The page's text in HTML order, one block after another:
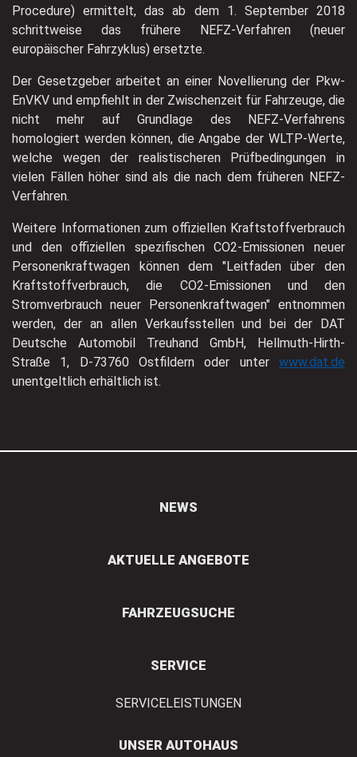
Procedure) ermittelt, das ab dem 1. September 2018
schrittweise das frühere NEFZ-Verfahren (neuer
europäischer Fahrzyklus) ersetzte.
Der Gesetzgeber arbeitet an einer Novellierung der Pkw-
EnVKV und empfiehlt in der Zwischenzeit für Fahrzeuge, die
nicht mehr auf Grundlage des NEFZ-Verfahrens
homologiert werden können, die Angabe der WLTP-Werte,
welche wegen der realistischeren Prüfbedingungen in
vielen Fällen höher sind als die nach dem früheren NEFZ-
Verfahren.
Weitere Informationen zum offiziellen Kraftstoffverbrauch
und den offiziellen spezifischen CO2-Emissionen neuer
Personenkraftwagen können dem "Leitfaden über den
Kraftstoffverbrauch, die CO2-Emissionen und den
Stromverbrauch neuer Personenkraftwagen" entnommen
werden, der an allen Verkaufsstellen und bei der DAT
Deutsche Automobil Treuhand GmbH, Hellmuth-Hirth-
Straße 1, D-73760 Ostfildern oder unter www.dat.de
unentgeltlich erhältlich ist.
NEWS
AKTUELLE ANGEBOTE
FAHRZEUGSUCHE
SERVICE
SERVICELEISTUNGEN
UNSER AUTOHAUS